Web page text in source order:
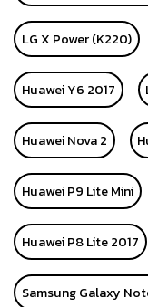
LG X Power (K220)
Huawei Y6 2017
Huawei Nova 2
Huawei P9 Lite Mini
Huawei P8 Lite 2017
Samsung Galaxy